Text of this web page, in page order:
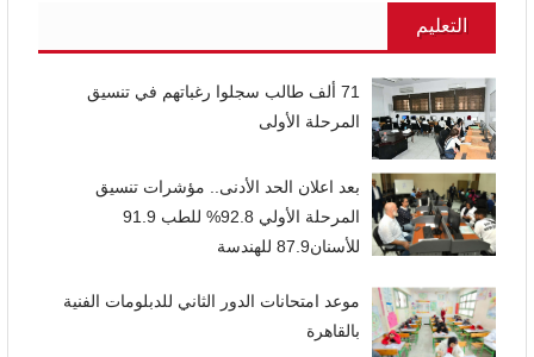
التعليم
71 ألف طالب سجلوا رغباتهم في تنسيق
المرحلة الأولى
بعد اعلان الحد الأدنى.. مؤشرات تنسيق
المرحلة الأولي 92.8% للطب 91.9
للأسنان87.9 للهندسة
موعد امتحانات الدور الثاني للدبلومات الفنية
بالقاهرة